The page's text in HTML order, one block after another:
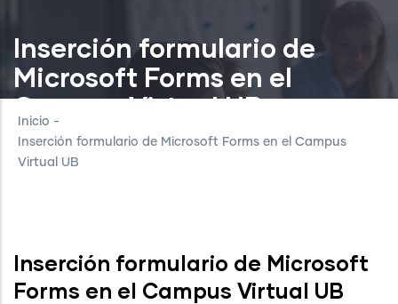
Inserción formulario de
Microsoft Forms en el
Campus Virtual UB
Inicio -
Inserción formulario de Microsoft Forms en el Campus
Virtual UB
Inserción formulario de Microsoft
Forms en el Campus Virtual UB